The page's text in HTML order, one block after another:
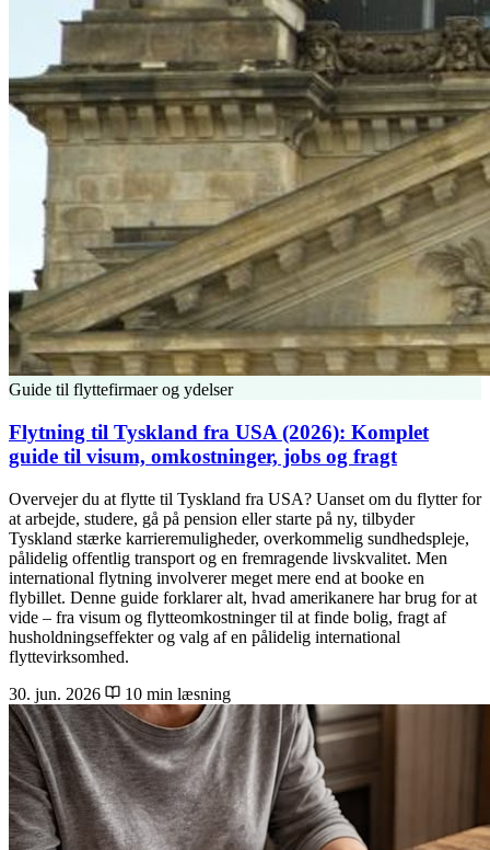
Guide til flyttefirmaer og ydelser
Flytning til Tyskland fra USA (2026): Komplet
guide til visum, omkostninger, jobs og fragt
Overvejer du at flytte til Tyskland fra USA? Uanset om du flytter for
at arbejde, studere, gå på pension eller starte på ny, tilbyder
Tyskland stærke karrieremuligheder, overkommelig sundhedspleje,
pålidelig offentlig transport og en fremragende livskvalitet. Men
international flytning involverer meget mere end at booke en
flybillet. Denne guide forklarer alt, hvad amerikanere har brug for at
vide – fra visum og flytteomkostninger til at finde bolig, fragt af
husholdningseffekter og valg af en pålidelig international
flyttevirksomhed.
30. jun. 2026
10 min læsning